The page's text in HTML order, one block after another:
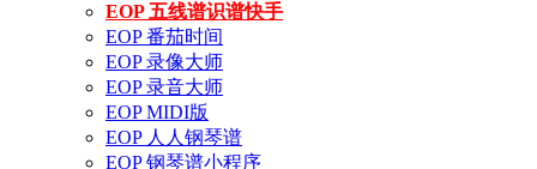
EOP 五线谱识谱快手
EOP 番茄时间
EOP 录像大师
EOP 录音大师
EOP MIDI版
EOP 人人钢琴谱
EOP 钢琴谱小程序